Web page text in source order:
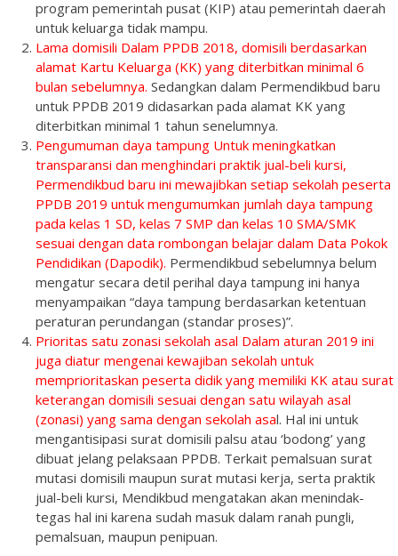
program pemerintah pusat (KIP) atau pemerintah daerah
untuk keluarga tidak mampu.
Lama domisili Dalam PPDB 2018, domisili berdasarkan
alamat Kartu Keluarga (KK) yang diterbitkan minimal 6
bulan sebelumnya. Sedangkan dalam Permendikbud baru
untuk PPDB 2019 didasarkan pada alamat KK yang
diterbitkan minimal 1 tahun senelumnya.
Pengumuman daya tampung Untuk meningkatkan
transparansi dan menghindari praktik jual-beli kursi,
Permendikbud baru ini mewajibkan setiap sekolah peserta
PPDB 2019 untuk mengumumkan jumlah daya tampung
pada kelas 1 SD, kelas 7 SMP dan kelas 10 SMA/SMK
sesuai dengan data rombongan belajar dalam Data Pokok
Pendidikan (Dapodik). Permendikbud sebelumnya belum
mengatur secara detil perihal daya tampung ini hanya
menyampaikan “daya tampung berdasarkan ketentuan
peraturan perundangan (standar proses)”.
Prioritas satu zonasi sekolah asal Dalam aturan 2019 ini
juga diatur mengenai kewajiban sekolah untuk
memprioritaskan peserta didik yang memiliki KK atau surat
keterangan domisili sesuai dengan satu wilayah asal
(zonasi) yang sama dengan sekolah asal. Hal ini untuk
mengantisipasi surat domisili palsu atau ‘bodong’ yang
dibuat jelang pelaksaan PPDB. Terkait pemalsuan surat
mutasi domisili maupun surat mutasi kerja, serta praktik
jual-beli kursi, Mendikbud mengatakan akan menindak-
tegas hal ini karena sudah masuk dalam ranah pungli,
pemalsuan, maupun penipuan.